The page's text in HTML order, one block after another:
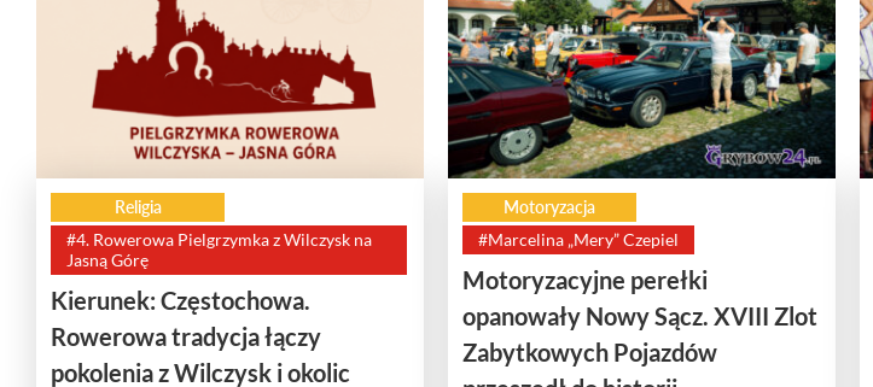
Religia
#4. Rowerowa Pielgrzymka z Wilczysk na
Jasną Górę
Kierunek: Częstochowa.
Rowerowa tradycja łączy
pokolenia z Wilczysk i okolic
Motoryzacja
#Marcelina „Mery” Czepiel
Motoryzacyjne perełki
opanowały Nowy Sącz. XVIII Zlot
Zabytkowych Pojazdów